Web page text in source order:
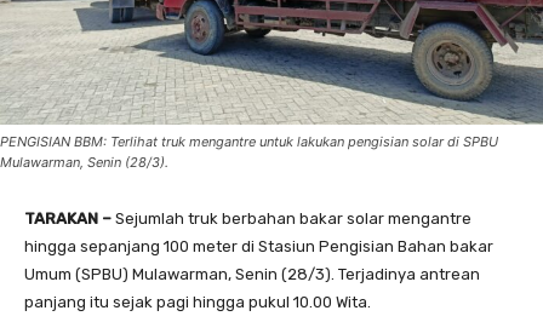
PENGISIAN BBM: Terlihat truk mengantre untuk lakukan pengisian solar di SPBU
Mulawarman, Senin (28/3).
TARAKAN – Sejumlah truk berbahan bakar solar mengantre
hingga sepanjang 100 meter di Stasiun Pengisian Bahan bakar
Umum (SPBU) Mulawarman, Senin (28/3). Terjadinya antrean
panjang itu sejak pagi hingga pukul 10.00 Wita.